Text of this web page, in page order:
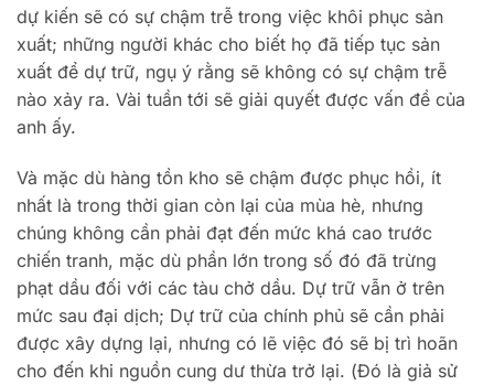
dự kiến ​​sẽ có sự chậm trễ trong việc khôi phục sản
xuất; những người khác cho biết họ đã tiếp tục sản
xuất để dự trữ, ngụ ý rằng sẽ không có sự chậm trễ
nào xảy ra. Vài tuần tới sẽ giải quyết được vấn đề của
anh ấy.
Và mặc dù hàng tồn kho sẽ chậm được phục hồi, ít
nhất là trong thời gian còn lại của mùa hè, nhưng
chúng không cần phải đạt đến mức khá cao trước
chiến tranh, mặc dù phần lớn trong số đó đã trừng
phạt dầu đối với các tàu chở dầu. Dự trữ vẫn ở trên
mức sau đại dịch; Dự trữ của chính phủ sẽ cần phải
được xây dựng lại, nhưng có lẽ việc đó sẽ bị trì hoãn
cho đến khi nguồn cung dư thừa trở lại. (Đó là giả sử